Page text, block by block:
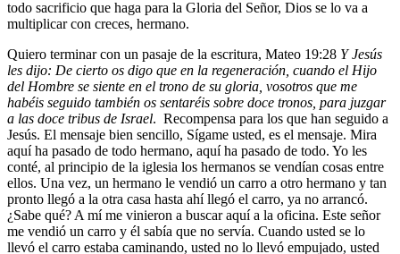
todo sacrificio que haga para la Gloria del Señor, Dios se lo va a
multiplicar con creces, hermano.
Quiero terminar con un pasaje de la escritura, Mateo 19:28 Y Jesús
les dijo: De cierto os digo que en la regeneración, cuando el Hijo
del Hombre se siente en el trono de su gloria, vosotros que me
habéis seguido también os sentaréis sobre doce tronos, para juzgar
a las doce tribus de Israel. Recompensa para los que han seguido a
Jesús. El mensaje bien sencillo, Sígame usted, es el mensaje. Mira
aquí ha pasado de todo hermano, aquí ha pasado de todo. Yo les
conté, al principio de la iglesia los hermanos se vendían cosas entre
ellos. Una vez, un hermano le vendió un carro a otro hermano y tan
pronto llegó a la otra casa hasta ahí llegó el carro, ya no arrancó.
¿Sabe qué? A mí me vinieron a buscar aquí a la oficina. Este señor
me vendió un carro y él sabía que no servía. Cuando usted se lo
llevó el carro estaba caminando, usted no lo llevó empujado, usted